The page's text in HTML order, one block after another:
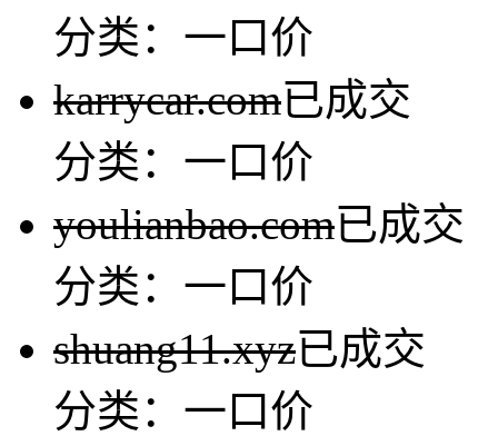
分类：一口价
karrycar.com已成交
分类：一口价
youlianbao.com已成交
分类：一口价
shuang11.xyz已成交
分类：一口价